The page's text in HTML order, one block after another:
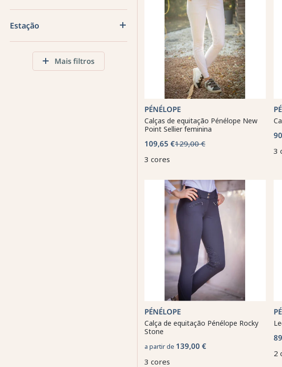
Estação
Mais filtros
PÉNÉLOPE
Calças de equitação Pénélope New
Point Sellier feminina
109,65 €129,00 €
3 cores
3
PÉNÉLOPE
Calça de equitação Pénélope Rocky
Stone
a partir de 139,00 €
3 cores
2